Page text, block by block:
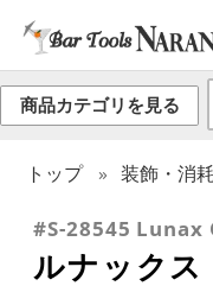
商品カテゴリを見る
トップ 装飾・消
#S-28545
ルナック